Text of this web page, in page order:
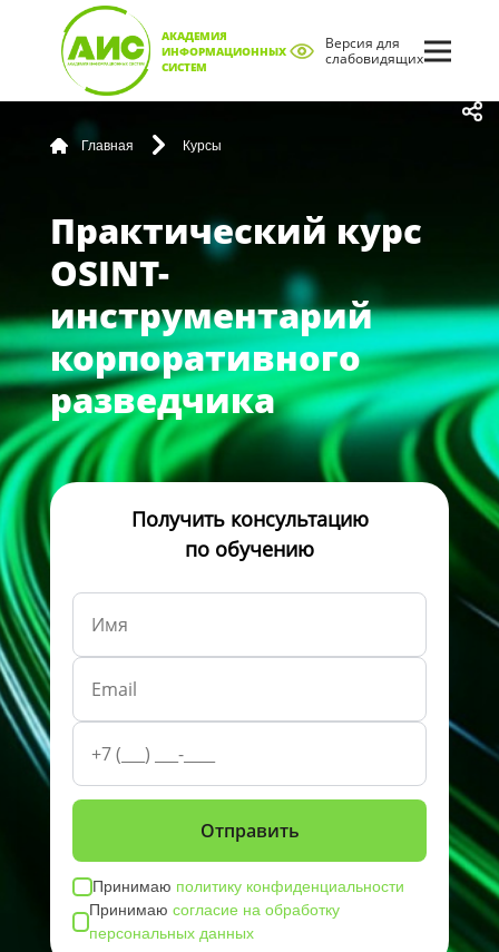
АКАДЕМИЯ
ИНФОРМАЦИОННЫХ
СИСТЕМ
Версия для
слабовидящих
Главная Курсы
Практический курс
OSINT-
инструментарий
корпоративного
разведчика
Получить консультацию
по обучению
Принимаю политику конфиденциальности
Принимаюсогласие на обработку
персональных данных